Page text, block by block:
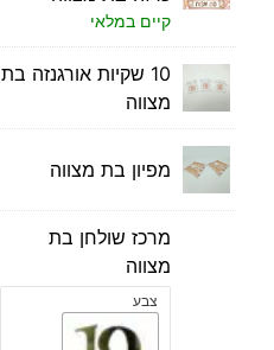
קיים במלאי
10 שקיות אורגנזה בת
מצווה
מפיון בת מצווה
מרכז שולחן בת
מצווה
צבע